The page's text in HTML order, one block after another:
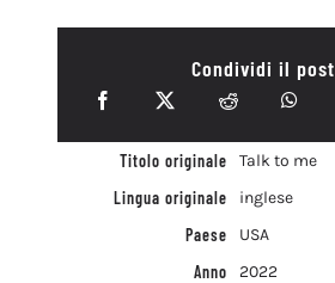
Condividi il post
Titolo originale
Talk to me
Lingua originale
inglese
Paese
USA
Anno
2022